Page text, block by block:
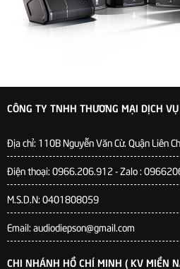
CÔNG TY TNHH THƯƠNG MẠI DỊCH
Địa chỉ: 110B Nguyễn Văn Cừ. Quận Liên
Điện thoại: 0966.206.912 - Zalo :
M.S.D.N: 0401808059
Email: audiodiepson@gmail.com
CHI NHÁNH HỒ CHÍ MINH ( KV MIỀN